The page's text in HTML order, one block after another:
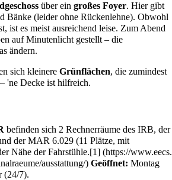
über ein großes Foyer. Hier gibt
Bänke (leider ohne Rückenlehne). Obwohl
ist es meist ausreichend leise. Zum Abend
auf Minutenlicht gestellt – die
ändern.
sich kleinere Grünflächen, die zumindest
'ne Decke ist hilfreich.
befinden sich 2 Rechnerräume des IRB, der
der MAR 6.029 (11 Plätze, mit
Nähe der Fahrstühle.[1]
Geöffnet: Montag
(24/7).